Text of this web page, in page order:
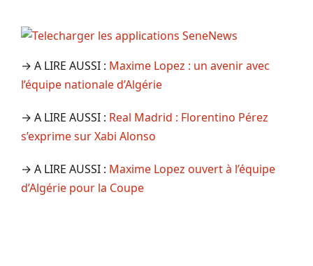
→ A LIRE AUSSI : Maxime Lopez : un avenir avec
l’équipe nationale d’Algérie
→ A LIRE AUSSI : Real Madrid : Florentino Pérez
s’exprime sur Xabi Alonso
→ A LIRE AUSSI : Maxime Lopez ouvert à l’équipe
d’Algérie pour la Coupe